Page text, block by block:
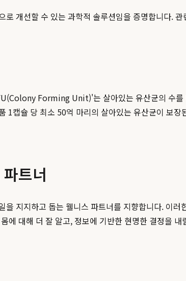
개선할 수 있는 과학적 솔루션임을 증명합니다. 관
Forming Unit)'는 살아있는 유산균의 수
캡슐 당 최소 50억 마리의 살아있는 유산균이 보
트너
지지하고 돕는 웰니스 파트너를 지향합니다. 이
에 대해 더 잘 알고, 정보에 기반한 현명한 결정을